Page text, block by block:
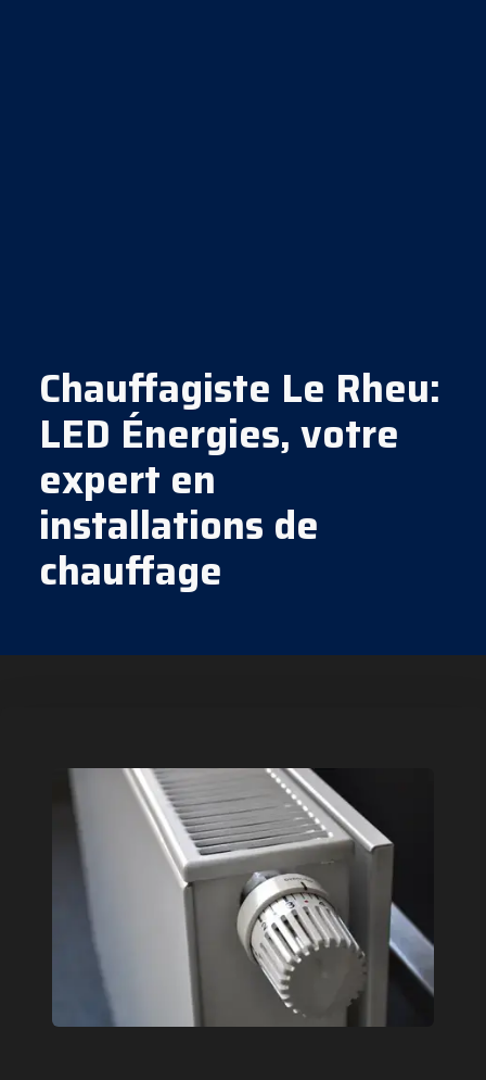
Chauffagiste Le Rheu:
LED Énergies, votre
expert en
installations de
chauffage